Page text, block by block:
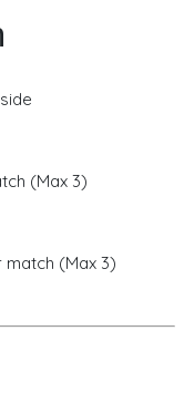
(Max 3)
(Max 3)